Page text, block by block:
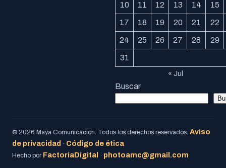
10 11 12 13 14 15
17 18 19 20 21 22
24 25 26 27 28 29
31
« Jul
Buscar
© 2026 Maya Comunicación. Todos los derechos reservados. Aviso
de privacidad · Código de ética
Hecho por FactoriaDigital · photoamc@gmail.com